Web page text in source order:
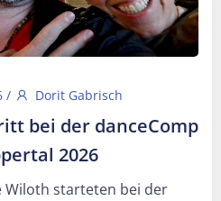
/ Dorit Gabrisch
bei der danceComp
2026
Wiloth starteten bei der